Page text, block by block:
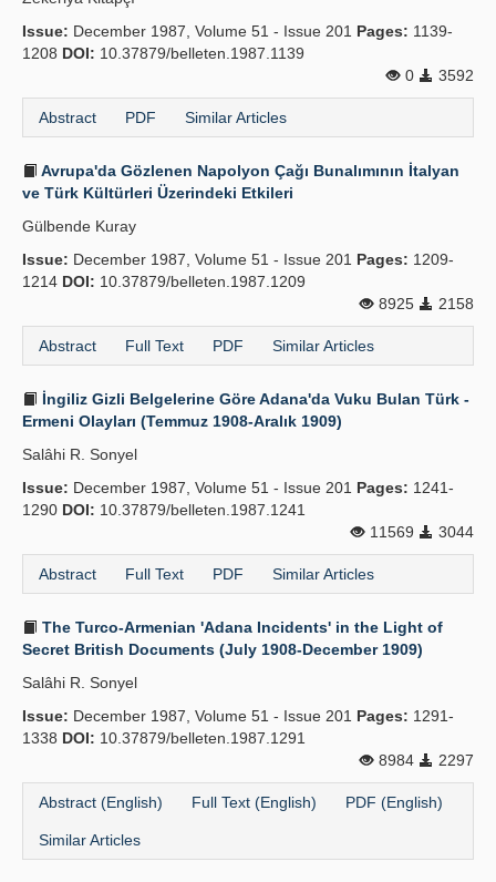
Issue: December 1987, Volume 51 - Issue 201 Pages: 1139-
1208 DOI: 10.37879/belleten.1987.1139
0
3592
Abstract PDF Similar Articles
Avrupa'da Gözlenen Napolyon Çağı Bunalımının İtalyan
ve Türk Kültürleri Üzerindeki Etkileri
Gülbende Kuray
Issue: December 1987, Volume 51 - Issue 201 Pages: 1209-
1214 DOI: 10.37879/belleten.1987.1209
8925
2158
Abstract Full Text PDF Similar Articles
İngiliz Gizli Belgelerine Göre Adana'da Vuku Bulan Türk -
Ermeni Olayları (Temmuz 1908-Aralık 1909)
Salâhi R. Sonyel
Issue: December 1987, Volume 51 - Issue 201 Pages: 1241-
1290 DOI: 10.37879/belleten.1987.1241
11569
3044
Abstract Full Text PDF Similar Articles
The Turco-Armenian 'Adana Incidents' in the Light of
Secret British Documents (July 1908-December 1909)
Salâhi R. Sonyel
Issue: December 1987, Volume 51 - Issue 201 Pages: 1291-
1338 DOI: 10.37879/belleten.1987.1291
8984
2297
Abstract (English) Full Text (English) PDF (English)
Similar Articles